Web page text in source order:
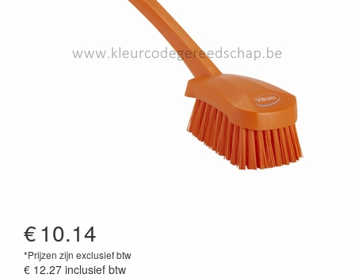
€10.14
*Prijzen zijn exclusief btw
€ 12.27 inclusief btw